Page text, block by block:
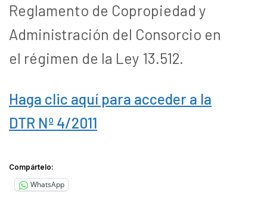
Reglamento de Copropiedad y
Administración del Consorcio en
el régimen de la Ley 13.512.
Haga clic aquí para acceder a la
DTR Nº 4/2011
Compártelo:
WhatsApp